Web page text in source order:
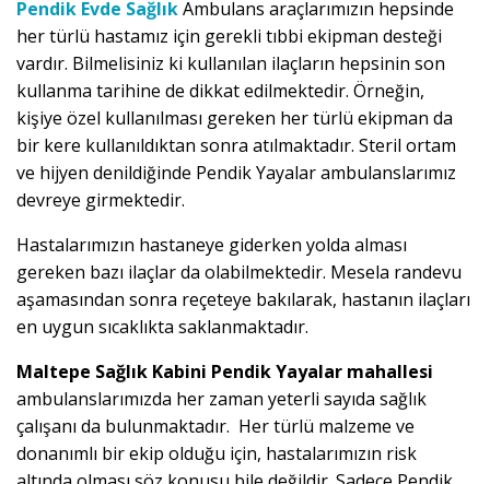
Pendik Evde SağlıkAmbulans araçlarımızın hepsinde
her türlü hastamız için gerekli tıbbi ekipman desteği
vardır. Bilmelisiniz ki kullanılan ilaçların hepsinin son
kullanma tarihine de dikkat edilmektedir. Örneğin,
kişiye özel kullanılması gereken her türlü ekipman da
bir kere kullanıldıktan sonra atılmaktadır. Steril ortam
ve hijyen denildiğinde Pendik Yayalar ambulanslarımız
devreye girmektedir.
Hastalarımızın hastaneye giderken yolda alması
gereken bazı ilaçlar da olabilmektedir. Mesela randevu
aşamasından sonra reçeteye bakılarak, hastanın ilaçları
en uygun sıcaklıkta saklanmaktadır.
Maltepe Sağlık Kabini Pendik Yayalar mahallesi
ambulanslarımızda her zaman yeterli sayıda sağlık
çalışanı da bulunmaktadır. Her türlü malzeme ve
donanımlı bir ekip olduğu için, hastalarımızın risk